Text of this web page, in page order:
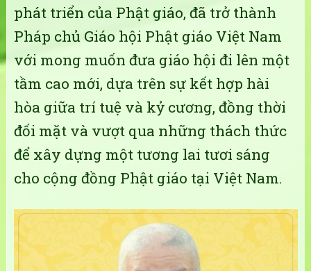
phát triển của Phật giáo, đã trở thành
Pháp chủ Giáo hội Phật giáo Việt Nam
với mong muốn đưa giáo hội đi lên một
tầm cao mới, dựa trên sự kết hợp hài
hòa giữa trí tuệ và kỷ cương, đồng thời
đối mặt và vượt qua những thách thức
để xây dựng một tương lai tươi sáng
cho cộng đồng Phật giáo tại Việt Nam.